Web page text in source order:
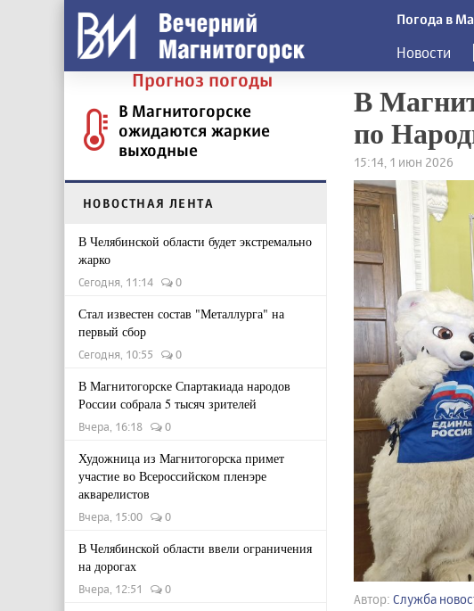
Погода в
Новости
Прогноз погоды
В Магнитогорске
ожидаются жаркие
выходные
НОВОСТНАЯ ЛЕНТА
В Челябинской области будет экстремально
жарко
Сегодня, 11:14 0
Стал известен состав "Металлурга" на
первый сбор
Сегодня, 10:55 0
В Магнитогорске Спартакиада народов
России собрала 5 тысяч зрителей
Вчера, 16:18 0
Художница из Магнитогорска примет
участие во Всероссийском пленэре
акварелистов
Вчера, 15:00 0
В Челябинской области ввели ограничения
на дорогах
Вчера, 12:51 0
В
по
15:14, 1 июн 2026
Автор: Служба